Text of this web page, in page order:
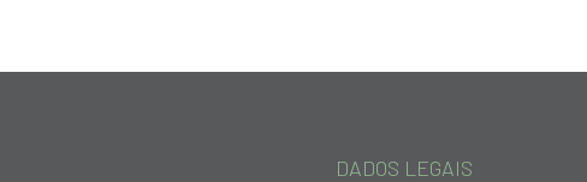
DADOS LEGAIS